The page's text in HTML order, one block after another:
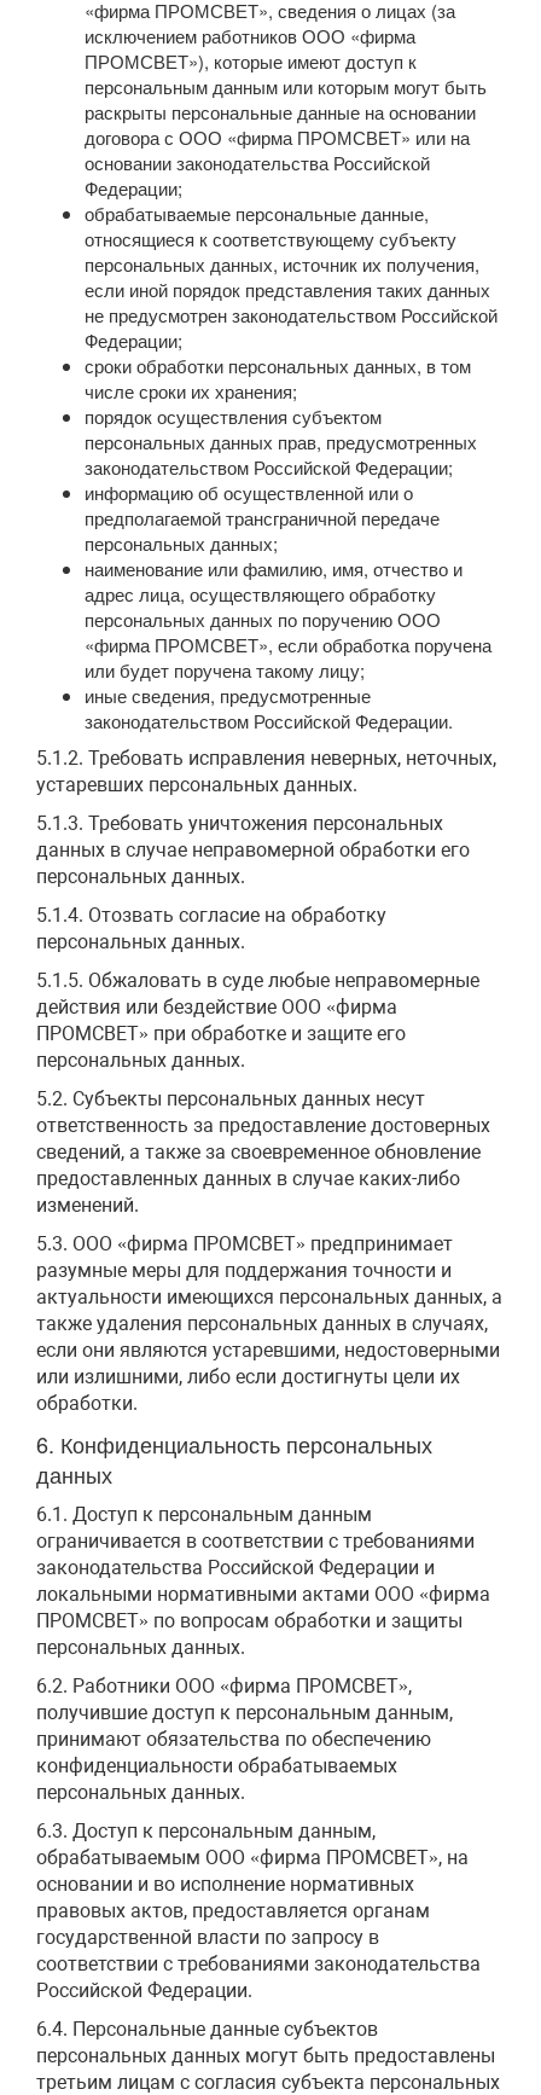
«фирма ПРОМСВЕТ», сведения о лицах (за
исключением работников ООО «фирма
ПРОМСВЕТ»), которые имеют доступ к
персональным данным или которым могут быть
раскрыты персональные данные на основании
договора с ООО «фирма ПРОМСВЕТ» или на
основании законодательства Российской
Федерации;
обрабатываемые персональные данные,
относящиеся к соответствующему субъекту
персональных данных, источник их получения,
если иной порядок представления таких данных
не предусмотрен законодательством Российской
Федерации;
сроки обработки персональных данных, в том
числе сроки их хранения;
порядок осуществления субъектом
персональных данных прав, предусмотренных
законодательством Российской Федерации;
информацию об осуществленной или о
предполагаемой трансграничной передаче
персональных данных;
наименование или фамилию, имя, отчество и
адрес лица, осуществляющего обработку
персональных данных по поручению ООО
«фирма ПРОМСВЕТ», если обработка поручена
или будет поручена такому лицу;
иные сведения, предусмотренные
законодательством Российской Федерации.
5.1.2. Требовать исправления неверных, неточных,
устаревших персональных данных.
5.1.3. Требовать уничтожения персональных
данных в случае неправомерной обработки его
персональных данных.
5.1.4. Отозвать согласие на обработку
персональных данных.
5.1.5. Обжаловать в суде любые неправомерные
действия или бездействие ООО «фирма
ПРОМСВЕТ» при обработке и защите его
персональных данных.
5.2. Субъекты персональных данных несут
ответственность за предоставление достоверных
сведений, а также за своевременное обновление
предоставленных данных в случае каких-либо
изменений.
5.3. ООО «фирма ПРОМСВЕТ» предпринимает
разумные меры для поддержания точности и
актуальности имеющихся персональных данных, а
также удаления персональных данных в случаях,
если они являются устаревшими, недостоверными
или излишними, либо если достигнуты цели их
обработки.
6. Конфиденциальность персональных
данных
6.1. Доступ к персональным данным
ограничивается в соответствии с требованиями
законодательства Российской Федерации и
локальными нормативными актами ООО «фирма
ПРОМСВЕТ» по вопросам обработки и защиты
персональных данных.
6.2. Работники ООО «фирма ПРОМСВЕТ»,
получившие доступ к персональным данным,
принимают обязательства по обеспечению
конфиденциальности обрабатываемых
персональных данных.
6.3. Доступ к персональным данным,
обрабатываемым ООО «фирма ПРОМСВЕТ», на
основании и во исполнение нормативных
правовых актов, предоставляется органам
государственной власти по запросу в
соответствии с требованиями законодательства
Российской Федерации.
6.4. Персональные данные субъектов
персональных данных могут быть предоставлены
третьим лицам с согласия субъекта персональных